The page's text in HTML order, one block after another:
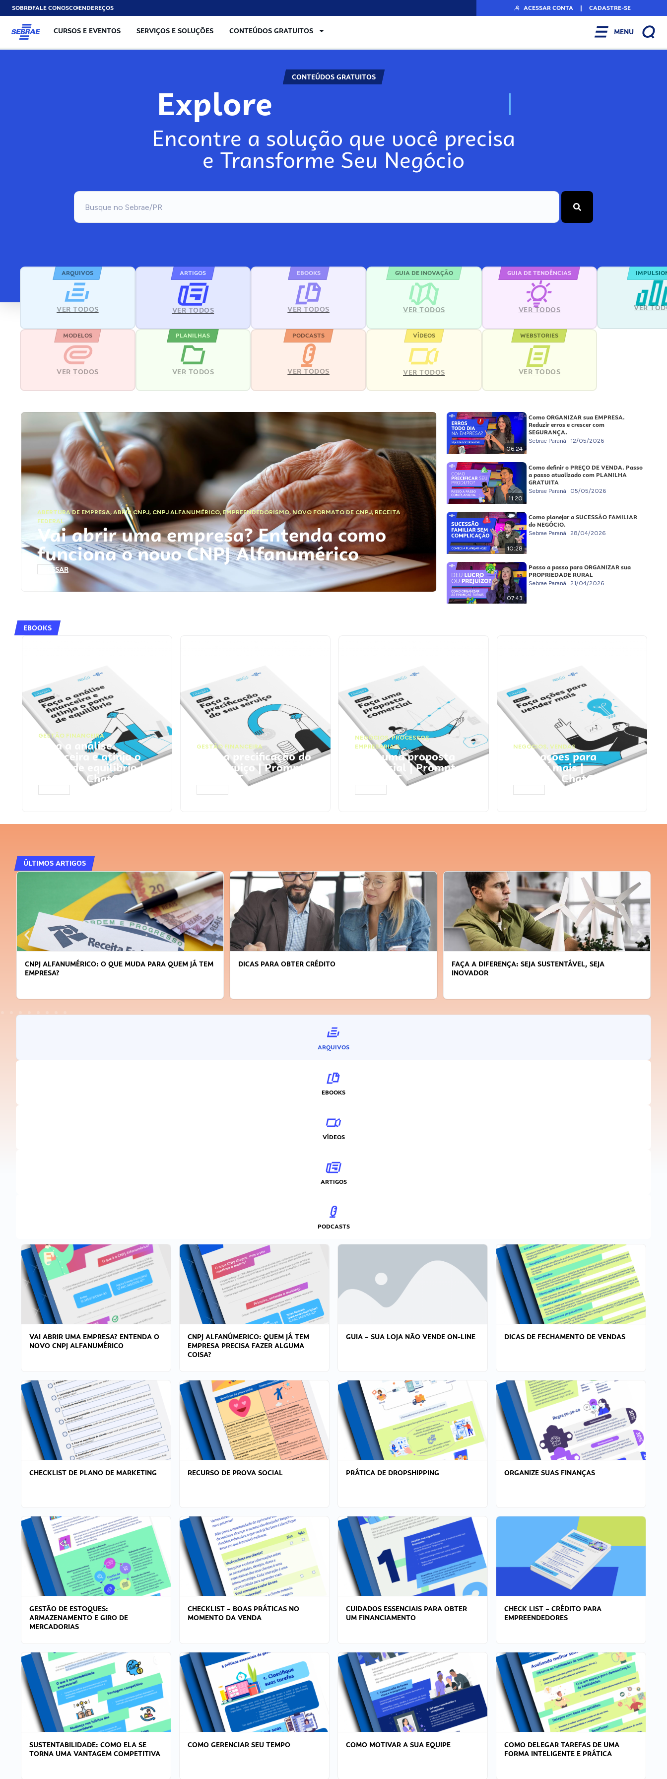
SOBREFALE CONOSCOENDEREÇOS ACESSAR CONTA | CADASTRE-SE
CURSOS E EVENTOS SERVIÇOS E SOLUÇÕES CONTEÚDOS GRATUITOS MENU
CONTEÚDOS GRATUITOS
Explore N
Encontre a solução que você precisa
e Transforme Seu Negócio
ARQUIVOS
VER TODOS
ARTIGOS
VER TODOS
EBOOKS
VER TODOS
GUIA DE INOVAÇÃO
VER TODOS
GUIA DE TENDÊNCIAS
VER TODOS VER
MODELOS
VER TODOS
PLANILHAS
VER TODOS
PODCASTS
VER TODOS
VÍDEOS
VER TODOS
WEBSTORIES
VER TODOS
ABERTURA DE EMPRESA,ABRIR CNPJ, CNPJ ALFANUMÉRICO, EMPREENDEDORISMO,NOVO FORMATO DE CNPJ,RECEITA
FEDERAL
Vai abrir uma empresa? Entenda como
funciona o novo CNPJ Alfanumérico
ACESSAR
06:24
Como ORGANIZAR sua EMPRESA.
Reduzir erros e crescer com
SEGURANÇA.
Sebrae Paraná 12/05/2026
11:20
Como definir o PREÇO DE VENDA. Passo
a passo atualizado com PLANILHA
GRATUITA
Sebrae Paraná 05/05/2026
10:28
Como planejar a SUCESSÃO FAMILIAR
do NEGÓCIO.
Sebrae Paraná 28/04/2026
07:43
Passo a passo para ORGANIZAR sua
PROPRIEDADE RURAL
Sebrae Paraná 21/04/2026
EBOOKS
GESTÃO FINANCEIRA
Faça a análise
financeira e atinja o
ponto de equilíbrio |
Prompts ChatGPT
GESTÃO FINANCEIRA
Faça a precificação do
seu serviço | Prompts
ChatGPT
NEGÓCIOS,PROCESSOS
EMPRESARIAIS
Faça uma proposta
comercial | Prompts
ChatGPT
NEGÓCIOS, VENDAS
Faça ações para
vender mais |
Prompts ChatGPT
ÚLTIMOS ARTIGOS
DICAS PARA OBTER CRÉDITO
FAÇA A DIFERENÇA: SEJA SUSTENTÁVEL, SEJA
APRENDA A GERENCIAR O SEU TEMPO
ARQUIVOS
EBOOKS
VÍDEOS
ARTIGOS
PODCASTS
VAI ABRIR UMA EMPRESA? ENTENDA O
NOVO CNPJ ALFANUMÉRICO
CNPJ ALFANÚMERICO: QUEM JÁ TEM
EMPRESA PRECISA FAZER ALGUMA
COISA?
GUIA – SUA LOJA NÃO VENDE ON-LINE DICAS DE FECHAMENTO DE VENDAS
CHECKLIST DE PLANO DE MARKETING RECURSO DE PROVA SOCIAL PRÁTICA DE DROPSHIPPING ORGANIZE SUAS FINANÇAS
GESTÃO DE ESTOQUES:
ARMAZENAMENTO E GIRO DE
MERCADORIAS
CHECKLIST – BOAS PRÁTICAS NO
MOMENTO DA VENDA
CUIDADOS ESSENCIAIS PARA OBTER
UM FINANCIAMENTO
CHECK LIST – CRÉDITO PARA
EMPREENDEDORES
SUSTENTABILIDADE: COMO ELA SE
TORNA UMA VANTAGEM COMPETITIVA
COMO GERENCIAR SEU TEMPO COMO MOTIVAR A SUA EQUIPE
COMO DELEGAR TAREFAS DE UMA
FORMA INTELIGENTE E PRÁTICA